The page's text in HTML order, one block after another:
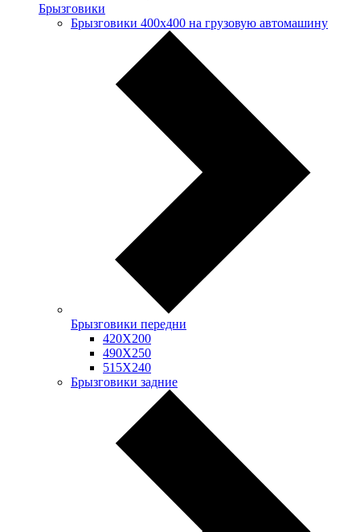
Брызговики
Брызговики 400х400 на грузовую автомашину
Брызговики передни
420Х200
490Х250
515Х240
Брызговики задние